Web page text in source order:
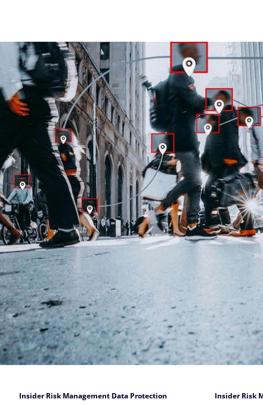
Insider Risk Management Data Protection Insider Risk